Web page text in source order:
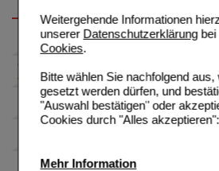
Weitergehende Informationen
unserer Datenschutzerklärungbei
Cookies.
Bitte wählen Sie nachfolgend
gesetzt werden dürfen, und
"Auswahl bestätigen" oder
Cookies durch "Alles akzeptieren":
Mehr Information